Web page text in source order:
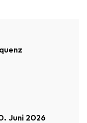
Juni 2026